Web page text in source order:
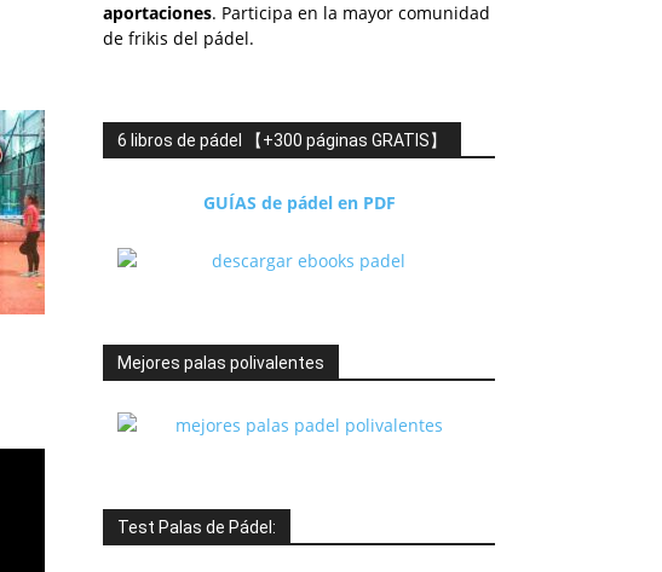
aportaciones. Participa en la mayor comunidad
de frikis del pádel.
6 libros de pádel 【+300 páginas GRATIS】
GUÍAS de pádel en PDF
Mejores palas polivalentes
Test Palas de Pádel: